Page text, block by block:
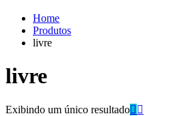
Home
Produtos
livre
livre
Exibindo um único resultado